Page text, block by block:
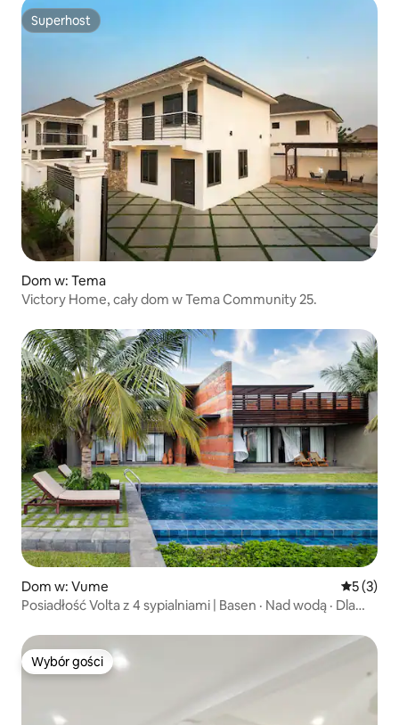
Superhost
Superhost
Dom w: Tema
Victory Home, cały dom w Tema Community 25.
Dom w: Vume Średnia
5 (3)
Posiadłość Volta z 4 sypialniami | Basen · Nad wodą · Dla
Wybór gości
Wybór gości